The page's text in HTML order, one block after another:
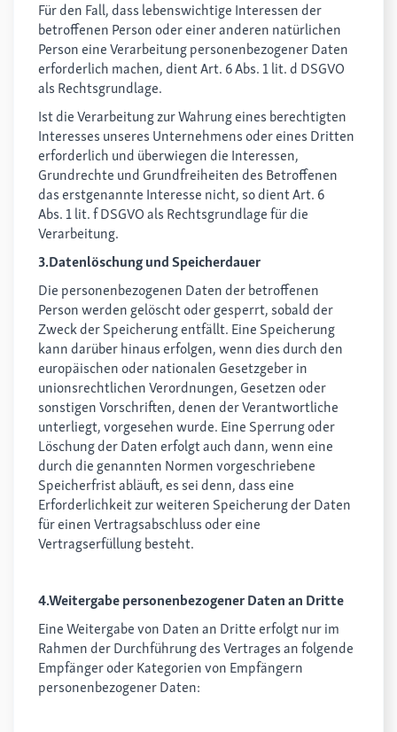
Für den Fall, dass lebenswichtige Interessen der
betroffenen Person oder einer anderen natürlichen
Person eine Verarbeitung personenbezogener Daten
erforderlich machen, dient Art. 6 Abs. 1 lit. d DSGVO
als Rechtsgrundlage.
Ist die Verarbeitung zur Wahrung eines berechtigten
Interesses unseres Unternehmens oder eines Dritten
erforderlich und überwiegen die Interessen,
Grundrechte und Grundfreiheiten des Betroffenen
das erstgenannte Interesse nicht, so dient Art. 6
Abs. 1 lit. f DSGVO als Rechtsgrundlage für die
Verarbeitung.
3.Datenlöschung und Speicherdauer
Die personenbezogenen Daten der betroffenen
Person werden gelöscht oder gesperrt, sobald der
Zweck der Speicherung entfällt. Eine Speicherung
kann darüber hinaus erfolgen, wenn dies durch den
europäischen oder nationalen Gesetzgeber in
unionsrechtlichen Verordnungen, Gesetzen oder
sonstigen Vorschriften, denen der Verantwortliche
unterliegt, vorgesehen wurde. Eine Sperrung oder
Löschung der Daten erfolgt auch dann, wenn eine
durch die genannten Normen vorgeschriebene
Speicherfrist abläuft, es sei denn, dass eine
Erforderlichkeit zur weiteren Speicherung der Daten
für einen Vertragsabschluss oder eine
Vertragserfüllung besteht.
4.Weitergabe personenbezogener Daten an Dritte
Eine Weitergabe von Daten an Dritte erfolgt nur im
Rahmen der Durchführung des Vertrages an folgende
Empfänger oder Kategorien von Empfängern
personenbezogener Daten: